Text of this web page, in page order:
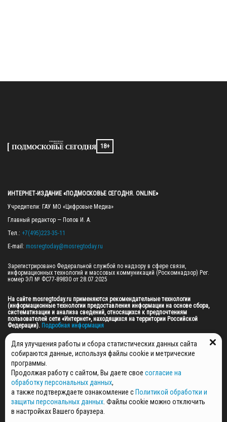
18+
ИНТЕРНЕТ-ИЗДАНИЕ «ПОДМОСКОВЬЕ СЕГОДНЯ. ONLINE»
Учредители: ГАУ МО «Цифровые Медиа»
Главный редактор — Попов И. А.
Тел.: +7(495)223-35-11
E-mail: mosregtoday@mosregtoday.ru
Зарегистрировано Федеральной службой по надзору в сфере связи,
информационных технологий и массовых коммуникаций (Роскомнадзор) Рег.
номер ЭЛ № ФС77-89830 от 28.07.2025
На сайте mosregtoday.ru применяются рекомендательные технологии
(информационные технологии предоставления информации на основе сбора,
систематизации и анализа сведений, относящихся к предпочтениям
пользователей сети «Интернет», находящихся на территории Российской
Федерации). Подробная информация
© 2026 ПРАВА НА ВСЕ МАТЕРИАЛЫ САЙТА ПРИНАДЛЕЖАТ ГАУ МО "ЦИФРОВЫЕ
МЕДИА" (ОГРН: 1255000059467).
ПОЛИТИКА ОБРАБОТКИ И ЗАЩИТЫ ПЕРСОНАЛЬНЫХ ДАННЫХ
НОВОСТИ
ГАЗЕТЫ
РЕКЛАМОДАТЕЛЯМ
Для улучшения работы и сбора статистических данных сайта
собираются данные, используя файлы cookie и метрические
программы.
Продолжая работу с сайтом, Вы даете свое согласие на
обработку персональных данных,
а также подтверждаете ознакомление с Политикой обработки и
защиты персональных данных . Файлы cookie можно отключить
в настройках Вашего браузера.